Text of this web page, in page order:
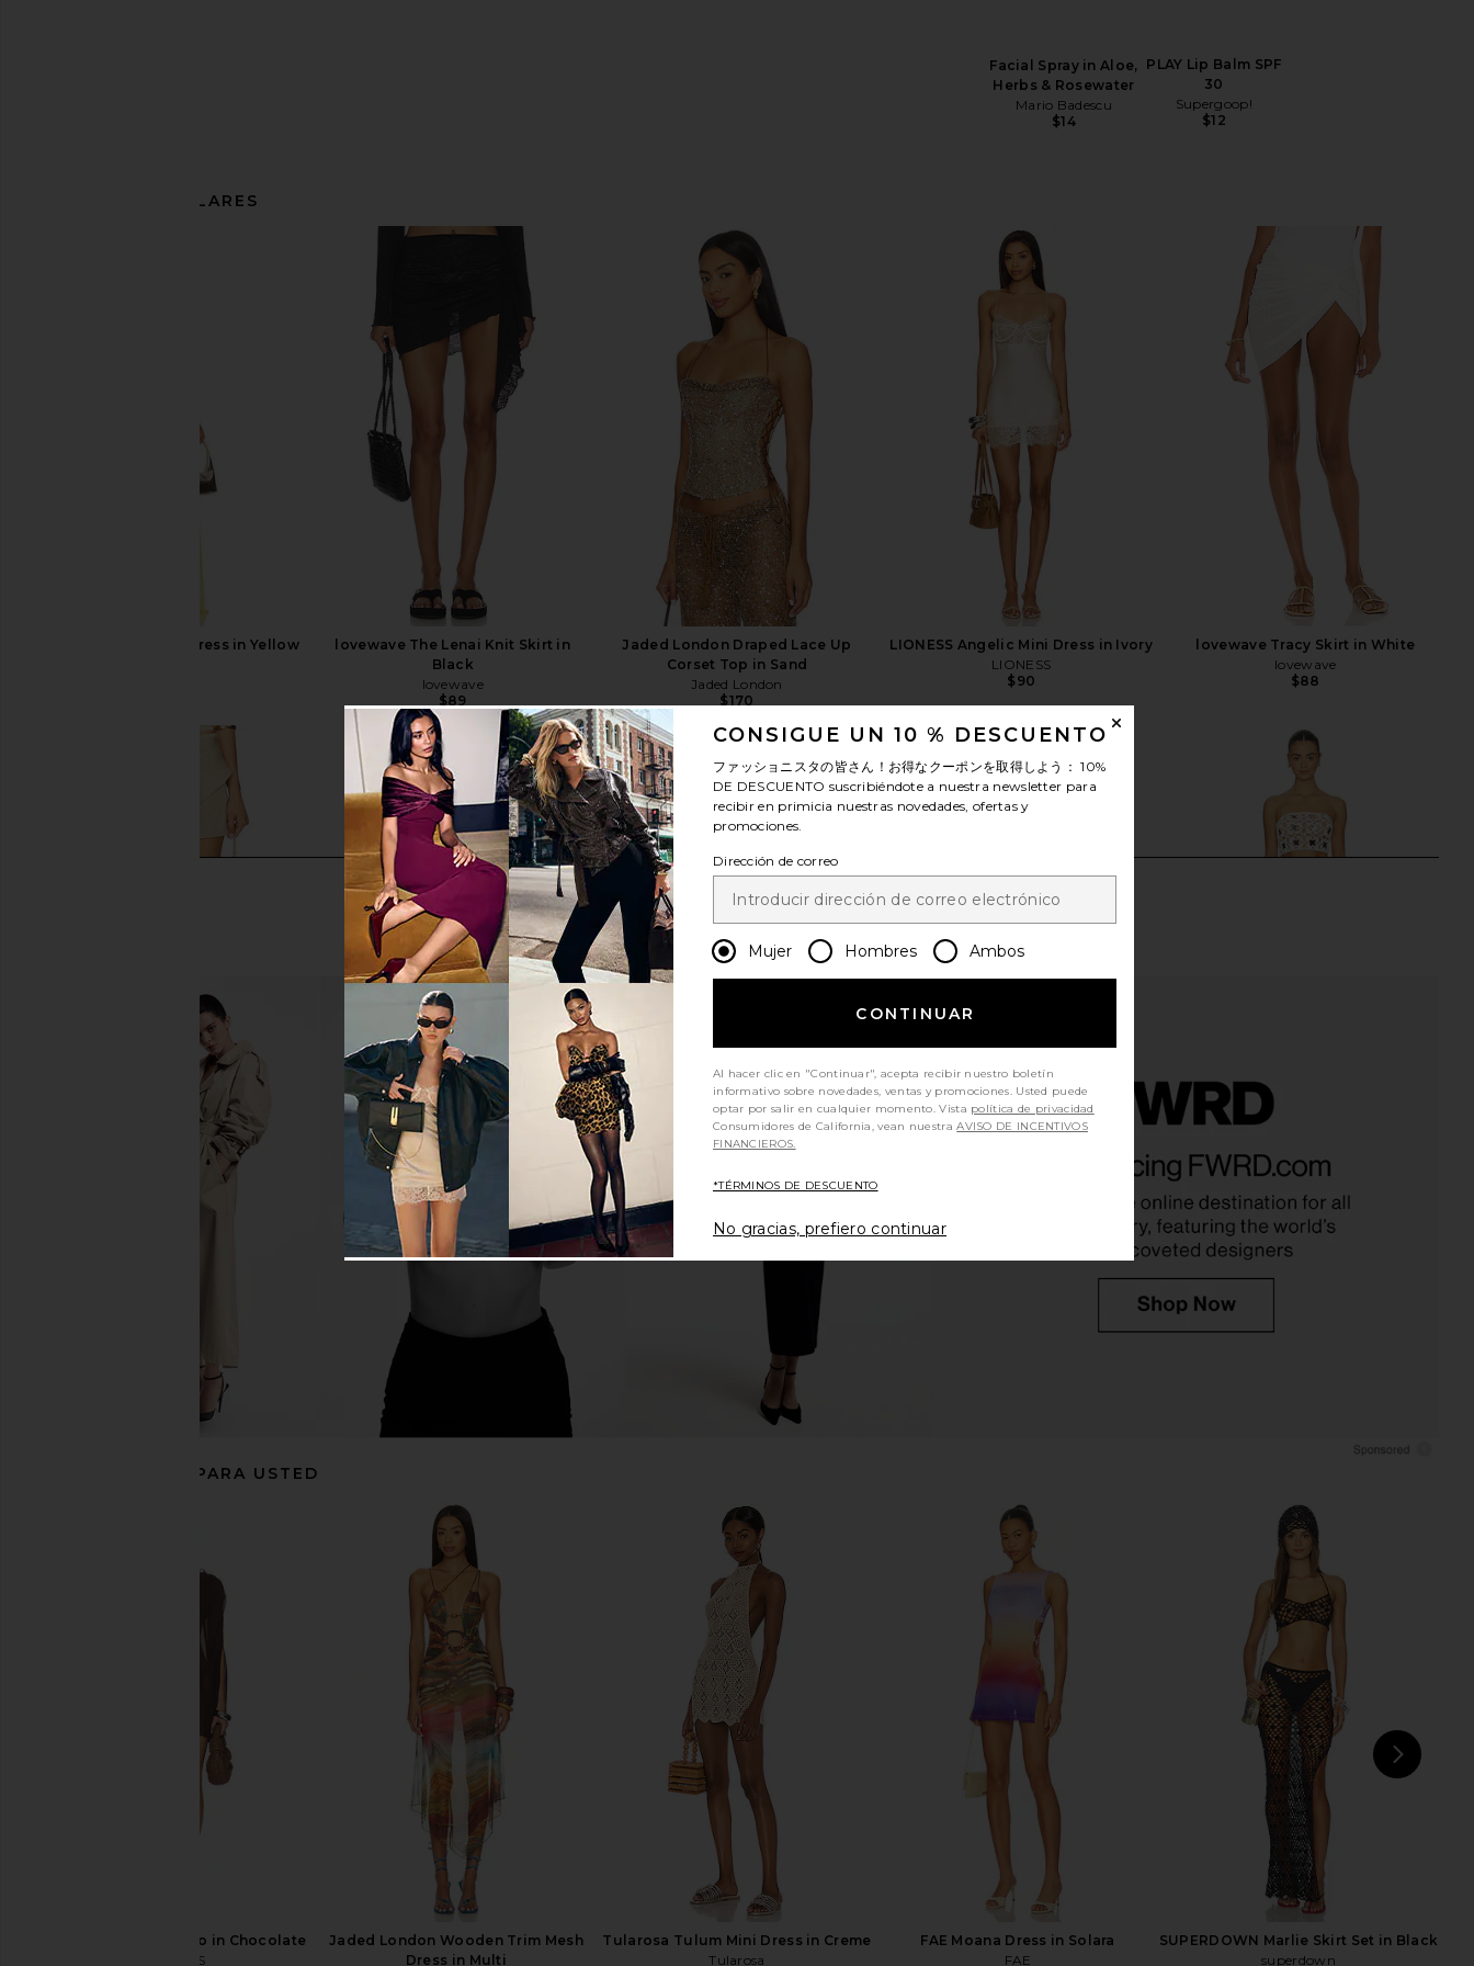
Facial Spray in Aloe,
Herbs & Rosewater
Mario Badescu
$14
PLAY Lip Balm SPF
30
Supergoop!
$12
ARTÍCULOS SIMILARES
I.AM.GIA Khalo Maxi Dress in Yellow
lovewave The Lenai Knit Skirt in
Black
lovewave
$89
Jaded London Draped Lace Up
Corset Top in Sand
Jaded London
$170
LIONESS Angelic Mini Dress in Ivory
LIONESS
$90
lovewave Tracy Skirt in White
lovewave
$88
LIONESS Palisades Mini Skirt in
Vix Swimwear Karen Mini Skirt in
Black
Vix Swimwear
$98
SNDYS Oskar Mini Dress in Lemon
$103
in Ivory
$80
Luli Fama Cosita Buena Mini Dress
in Gold Rush
Luli Fama
superdown Coralie Skirt Set in Baby
Yellow
superdown
$86
superdown Katsia Mini Dress in
Chartreuse
superdown Crimson Mini Dress in
Green
superdown
$82
ver más
RECOMENDADO PARA USTED
LIONESS Aura Poncho in Chocolate
LIONESS
Jaded London Wooden Trim Mesh
Dress in Multi
Tularosa Tulum Mini Dress in Creme
Tularosa
FAE Moana Dress in Solara
FAE
SUPERDOWN Marlie Skirt Set in Black
superdown
CONSIGUE UN 10 % DESCUENTO
ファッショニスタの皆さん！お得なクーポンを取得しよう：10%
DE DESCUENTO suscribiéndote a nuestra newsletter para
recibir en primicia nuestras novedades, ofertas y
promociones.
Dirección de correo
Mujer Hombres Ambos
CONTINUAR
Al hacer clic en "Continuar", acepta recibir nuestro boletín
informativo sobre novedades, ventas y promociones. Usted puede
optar por salir en cualquier momento. Vista política de privacidad
Consumidores de California, vean nuestraAVISO DE INCENTIVOS
FINANCIEROS.
*TÉRMINOS DE DESCUENTO
No gracias, prefiero continuar